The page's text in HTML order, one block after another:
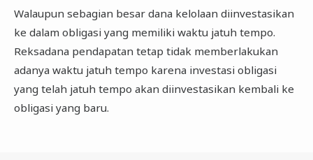
Walaupun sebagian besar dana kelolaan diinvestasikan
ke dalam obligasi yang memiliki waktu jatuh tempo.
Reksadana pendapatan tetap tidak memberlakukan
adanya waktu jatuh tempo karena investasi obligasi
yang telah jatuh tempo akan diinvestasikan kembali ke
obligasi yang baru.